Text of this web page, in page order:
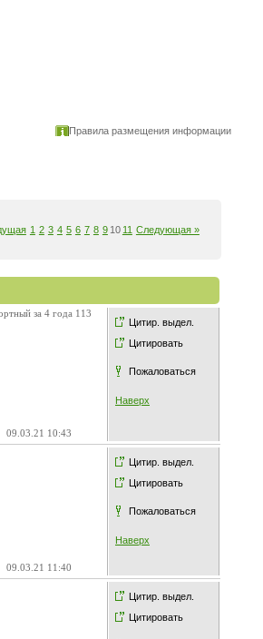
Правила размещения информации
1 2 3 4 5 6 7 8 9 10 11 Следующая »
Цитир. выдел.
Цитировать
Пожаловаться
Наверх
за 4 года 113
09.03.21 10:43
Цитир. выдел.
Цитировать
Пожаловаться
Наверх
09.03.21 11:40
Цитир. выдел.
Цитировать